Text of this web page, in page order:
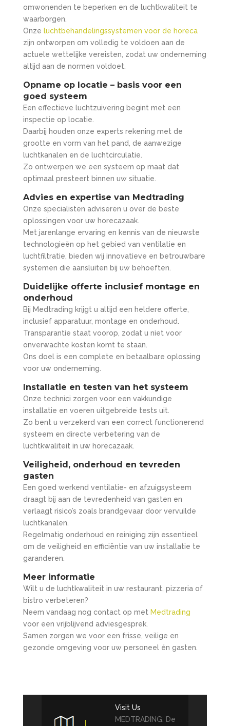
omwonenden te beperken en de luchtkwaliteit te
waarborgen.
Onze luchtbehandelingssystemen voor de horeca
zijn ontworpen om volledig te voldoen aan de
actuele wettelijke vereisten, zodat uw onderneming
altijd aan de normen voldoet.
Opname op locatie – basis voor een
goed systeem
Een effectieve luchtzuivering begint met een
inspectie op locatie.
Daarbij houden onze experts rekening met de
grootte en vorm van het pand, de aanwezige
luchtkanalen en de luchtcirculatie.
Zo ontwerpen we een systeem op maat dat
optimaal presteert binnen uw situatie.
Advies en expertise van Medtrading
Onze specialisten adviseren u over de beste
oplossingen voor uw horecazaak.
Met jarenlange ervaring en kennis van de nieuwste
technologieën op het gebied van ventilatie en
luchtfiltratie, bieden wij innovatieve en betrouwbare
systemen die aansluiten bij uw behoeften.
Duidelijke offerte inclusief montage en
onderhoud
Bij Medtrading krijgt u altijd een heldere offerte,
inclusief apparatuur, montage en onderhoud.
Transparantie staat voorop, zodat u niet voor
onverwachte kosten komt te staan.
Ons doel is een complete en betaalbare oplossing
voor uw onderneming.
Installatie en testen van het systeem
Onze technici zorgen voor een vakkundige
installatie en voeren uitgebreide tests uit.
Zo bent u verzekerd van een correct functionerend
systeem en directe verbetering van de
luchtkwaliteit in uw horecazaak.
Veiligheid, onderhoud en tevreden
gasten
Een goed werkend ventilatie- en afzuigsysteem
draagt bij aan de tevredenheid van gasten en
verlaagt risico’s zoals brandgevaar door vervuilde
luchtkanalen.
Regelmatig onderhoud en reiniging zijn essentieel
om de veiligheid en efficiëntie van uw installatie te
garanderen.
Meer informatie
Wilt u de luchtkwaliteit in uw restaurant, pizzeria of
bistro verbeteren?
Neem vandaag nog contact op met Medtrading
voor een vrijblijvend adviesgesprek.
Samen zorgen we voor een frisse, veilige en
gezonde omgeving voor uw personeel én gasten.
Visit Us
MEDTRADING. De